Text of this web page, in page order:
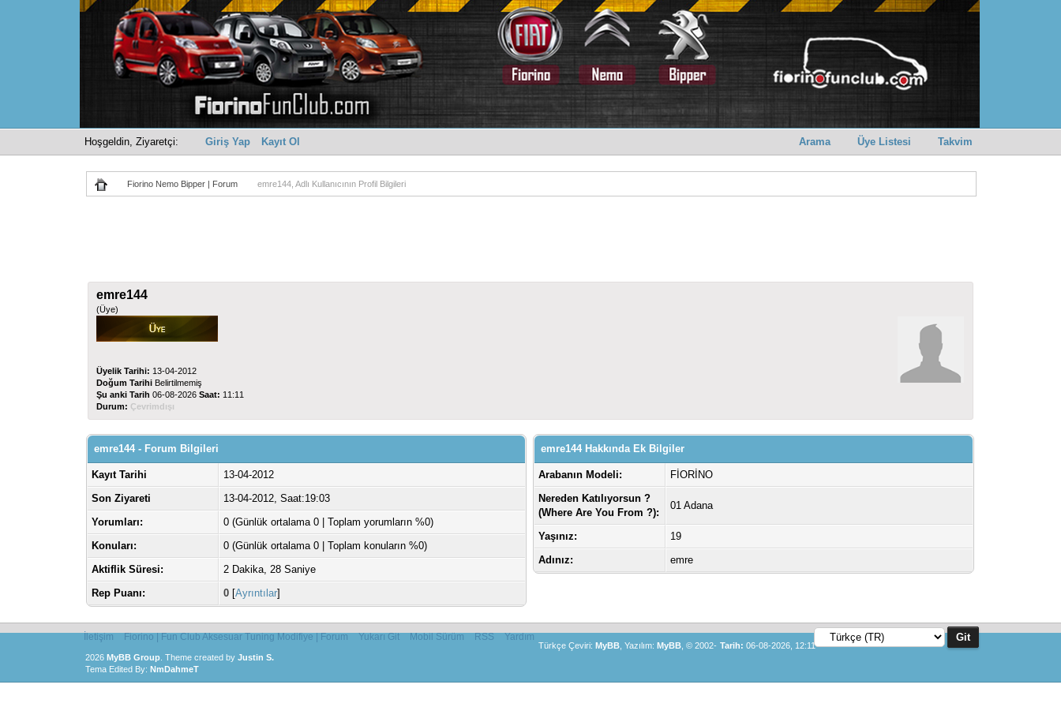
Arama Üye Listesi Takvim
Hoşgeldin, Ziyaretçi: Giriş Yap Kayıt Ol
Fiorino Nemo Bipper | Forum emre144, Adlı Kullanıcının Profil Bilgileri
emre144
(Üye)
Üyelik Tarihi: 13-04-2012
Doğum Tarihi Belirtilmemiş
Şu anki Tarih 06-08-2026Saat: 11:11
Durum: Çevrimdışı
emre144 - Forum Bilgileri
Kayıt Tarihi
13-04-2012
Son Ziyareti
13-04-2012, Saat:19:03
Yorumları:
0 (Günlük ortalama 0 | Toplam yorumların %0)
Konuları:
0 (Günlük ortalama 0 | Toplam konuların %0)
Aktiflik Süresi:
2 Dakika, 28 Saniye
Rep Puanı:
0 [Ayrıntılar]
emre144 Hakkında Ek Bilgiler
Arabanın Modeli:
FİORİNO
Nereden Katılıyorsun ?
(Where Are You From ?):
01 Adana
Yaşınız:
19
Adınız:
emre
İletişim Fiorino | Fun Club Aksesuar Tuning Modifiye | Forum Yukarı Git Mobil Sürüm RSS Yardım
Tarih: 06-08-2026, 12:11
Türkçe Çeviri: MyBB, Yazılım: MyBB, © 2002-
2026 MyBB Group. Theme created by Justin S.
Tema Edited By: NmDahmeT